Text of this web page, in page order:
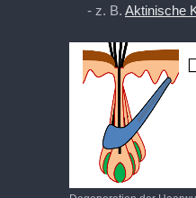
- z. B. Aktinische